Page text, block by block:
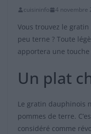
cuisininfo 4 novembre
Vous trouvez le
peu terne ? Toute
apportera une
Un plat
Le gratin dauphinois
pommes de terre.
considéré comme